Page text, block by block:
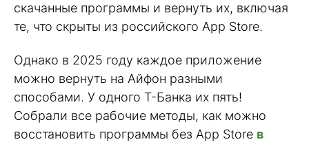
скачанные программы и вернуть их, включая
те, что скрыты из российского App Store.
Однако в 2025 году каждое приложение
можно вернуть на Айфон разными
способами. У одного Т-Банка их пять!
Собрали все рабочие методы, как можно
восстановить программы без App Store в